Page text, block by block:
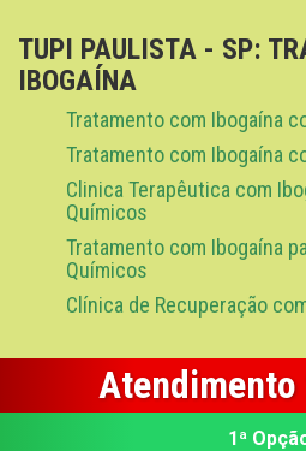
TUPI PAULISTA - SP:
IBOGAÍNA
Tratamento com Ibogaína
Tratamento com Ibogaína
Clinica Terapêutica com
Químicos
Tratamento com Ibogaína
Químicos
Clínica de Recuperação
Atendimento
1ª